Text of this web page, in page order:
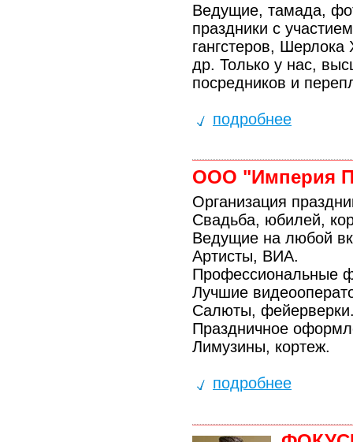
Ведущие, тамада,
праздники с
гангстеров, Шерлока
др. Только у нас,
посредников и
подробнее
ООО "Империя
Организация
Свадьба, юбилей,
Ведущие на любой
Артисты, ВИА.
Профессиональные
Лучшие
Салюты,
Праздничное
Лимузины, кортеж.
подробнее